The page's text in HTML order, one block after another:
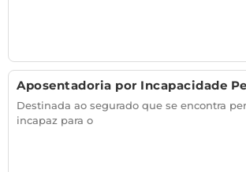
Aposentadoria por Incapacidade
Destinada ao segurado que se encontra
incapaz para o